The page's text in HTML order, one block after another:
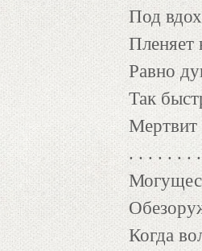
Под
Пленяет
Равно
Так
Мертвит
. . . . . . .
Когда